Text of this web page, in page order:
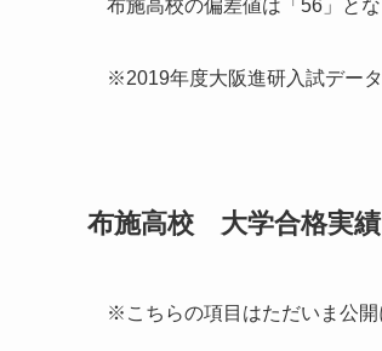
布施高校の偏差値は「56」とな
※2019年度大阪進研入試デー
布施高校 大学合格実績
※こちらの項目はただいま公開